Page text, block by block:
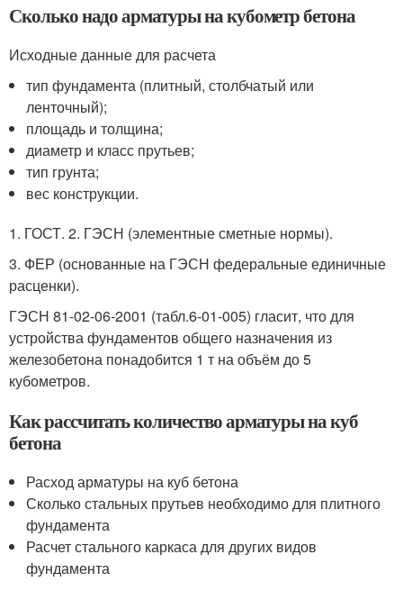
Сколько надо арматуры на кубометр бетона
Исходные данные для расчета
тип фундамента (плитный, столбчатый или
ленточный);
площадь и толщина;
диаметр и класс прутьев;
тип грунта;
вес конструкции.
1. ГОСТ. 2. ГЭСН (элементные сметные нормы).
3. ФЕР (основанные на ГЭСН федеральные единичные
расценки).
ГЭСН 81-02-06-2001 (табл.6-01-005) гласит, что для
устройства фундаментов общего назначения из
железобетона понадобится 1 т на объём до 5
кубометров.
Как рассчитать количество арматуры на куб
бетона
Расход арматуры на куб бетона
Сколько стальных прутьев необходимо для плитного
фундамента
Расчет стального каркаса для других видов
фундамента